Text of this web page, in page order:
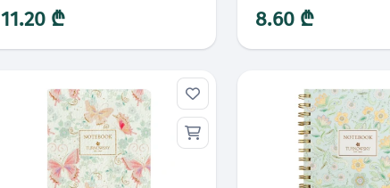
11.20 ₾ 8.60 ₾